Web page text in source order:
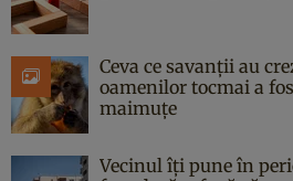
Ceva ce savanții au
oamenilor tocmai a
maimuțe
Vecinul îți pune în